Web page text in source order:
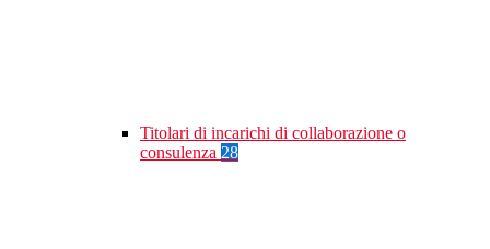
Titolari di incarichi di collaborazione o
consulenza 28